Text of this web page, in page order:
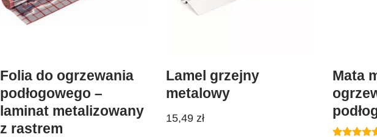
Folia do ogrzewania
podłogowego –
laminat metalizowany
z rastrem
Lamel grzejny
metalowy
15,49 zł
Mata